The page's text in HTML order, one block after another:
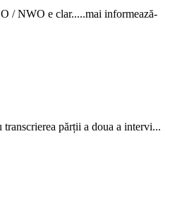
/ NWO e clar.....mai informează-
părții a doua a intervi...